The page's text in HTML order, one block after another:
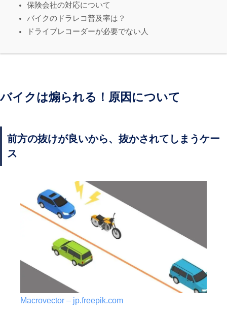
保険会社の対応について
バイクのドラレコ普及率は？
ドライブレコーダーが必要でない人
バイクは煽られる！原因について
前方の抜けが良いから、抜かされてしまうケー
ス
Macrovector – jp.freepik.com